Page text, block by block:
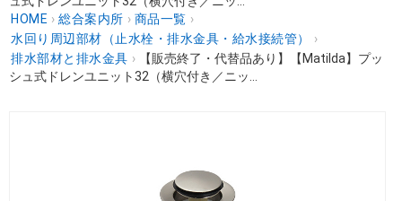
HOME › 総合案内所 › 商品一覧 ›
水回り周辺部材（止水栓・排水金具・給水接続管）
›
排水部材と排水金具 ›
【販売終了・代替品あり】【Matilda】プッ
シュ式ドレンユニット32（横穴付き／ニッ...